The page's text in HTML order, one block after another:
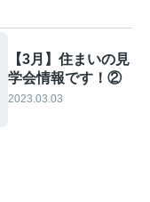
【3月】住まいの見
学会情報です！②
2023.03.03